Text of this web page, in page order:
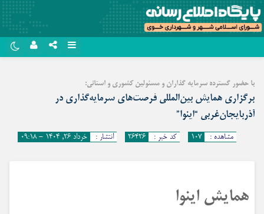
ایتا
آپارات
رمز عبور
با حضور گسترده سرمایه گذاران و مسئولین کشوری و استانی:
برگزاری همایش بین‌المللی فرصت‌های سرمایه‌گذاری در
آذربایجان‌غربی “اینوا”
انتشار : خرداد ۲۶, ۱۴۰۴ - ۰۹:۱۸ کد خبر : ۲۶۴۲۶ مشاهده : ۱۰۷
همایش اینوا